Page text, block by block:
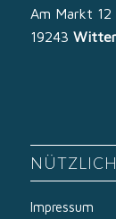
Am Markt 12
19243
Impressum